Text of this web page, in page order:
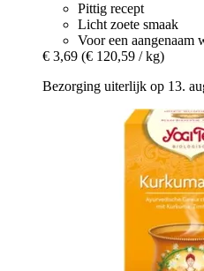
Pittig recept
Licht zoete smaak
Voor een aangenaam
€ 3,69 (€ 120,59 / kg)
Bezorging uiterlijk op 13.